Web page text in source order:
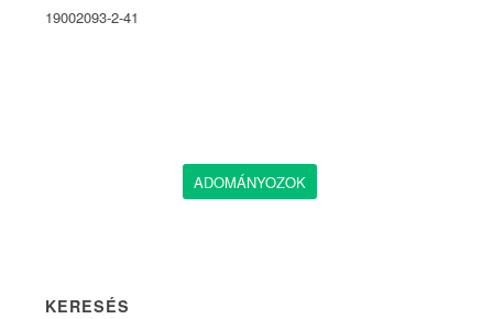
19002093-2-41
ADOMÁNYOZOK
KERESÉS